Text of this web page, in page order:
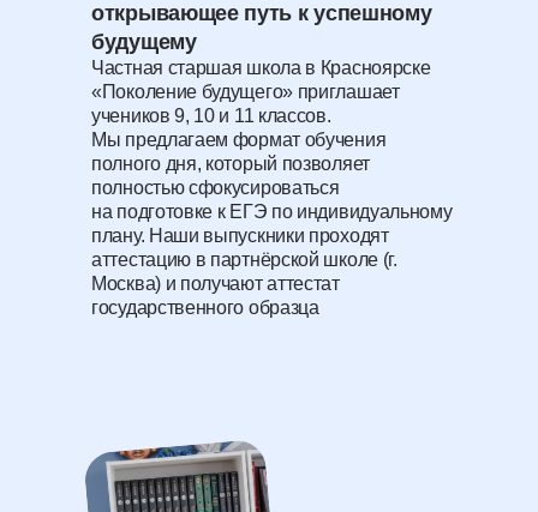
открывающее путь к успешному
будущему
Частная старшая школа в Красноярске
«Поколение будущего» приглашает
учеников 9, 10 и 11 классов.
Мы предлагаем формат обучения
полного дня, который позволяет
полностью сфокусироваться
на подготовке к ЕГЭ по индивидуальному
плану. Наши выпускники проходят
аттестацию в партнёрской школе (г.
Москва) и получают аттестат
государственного образца